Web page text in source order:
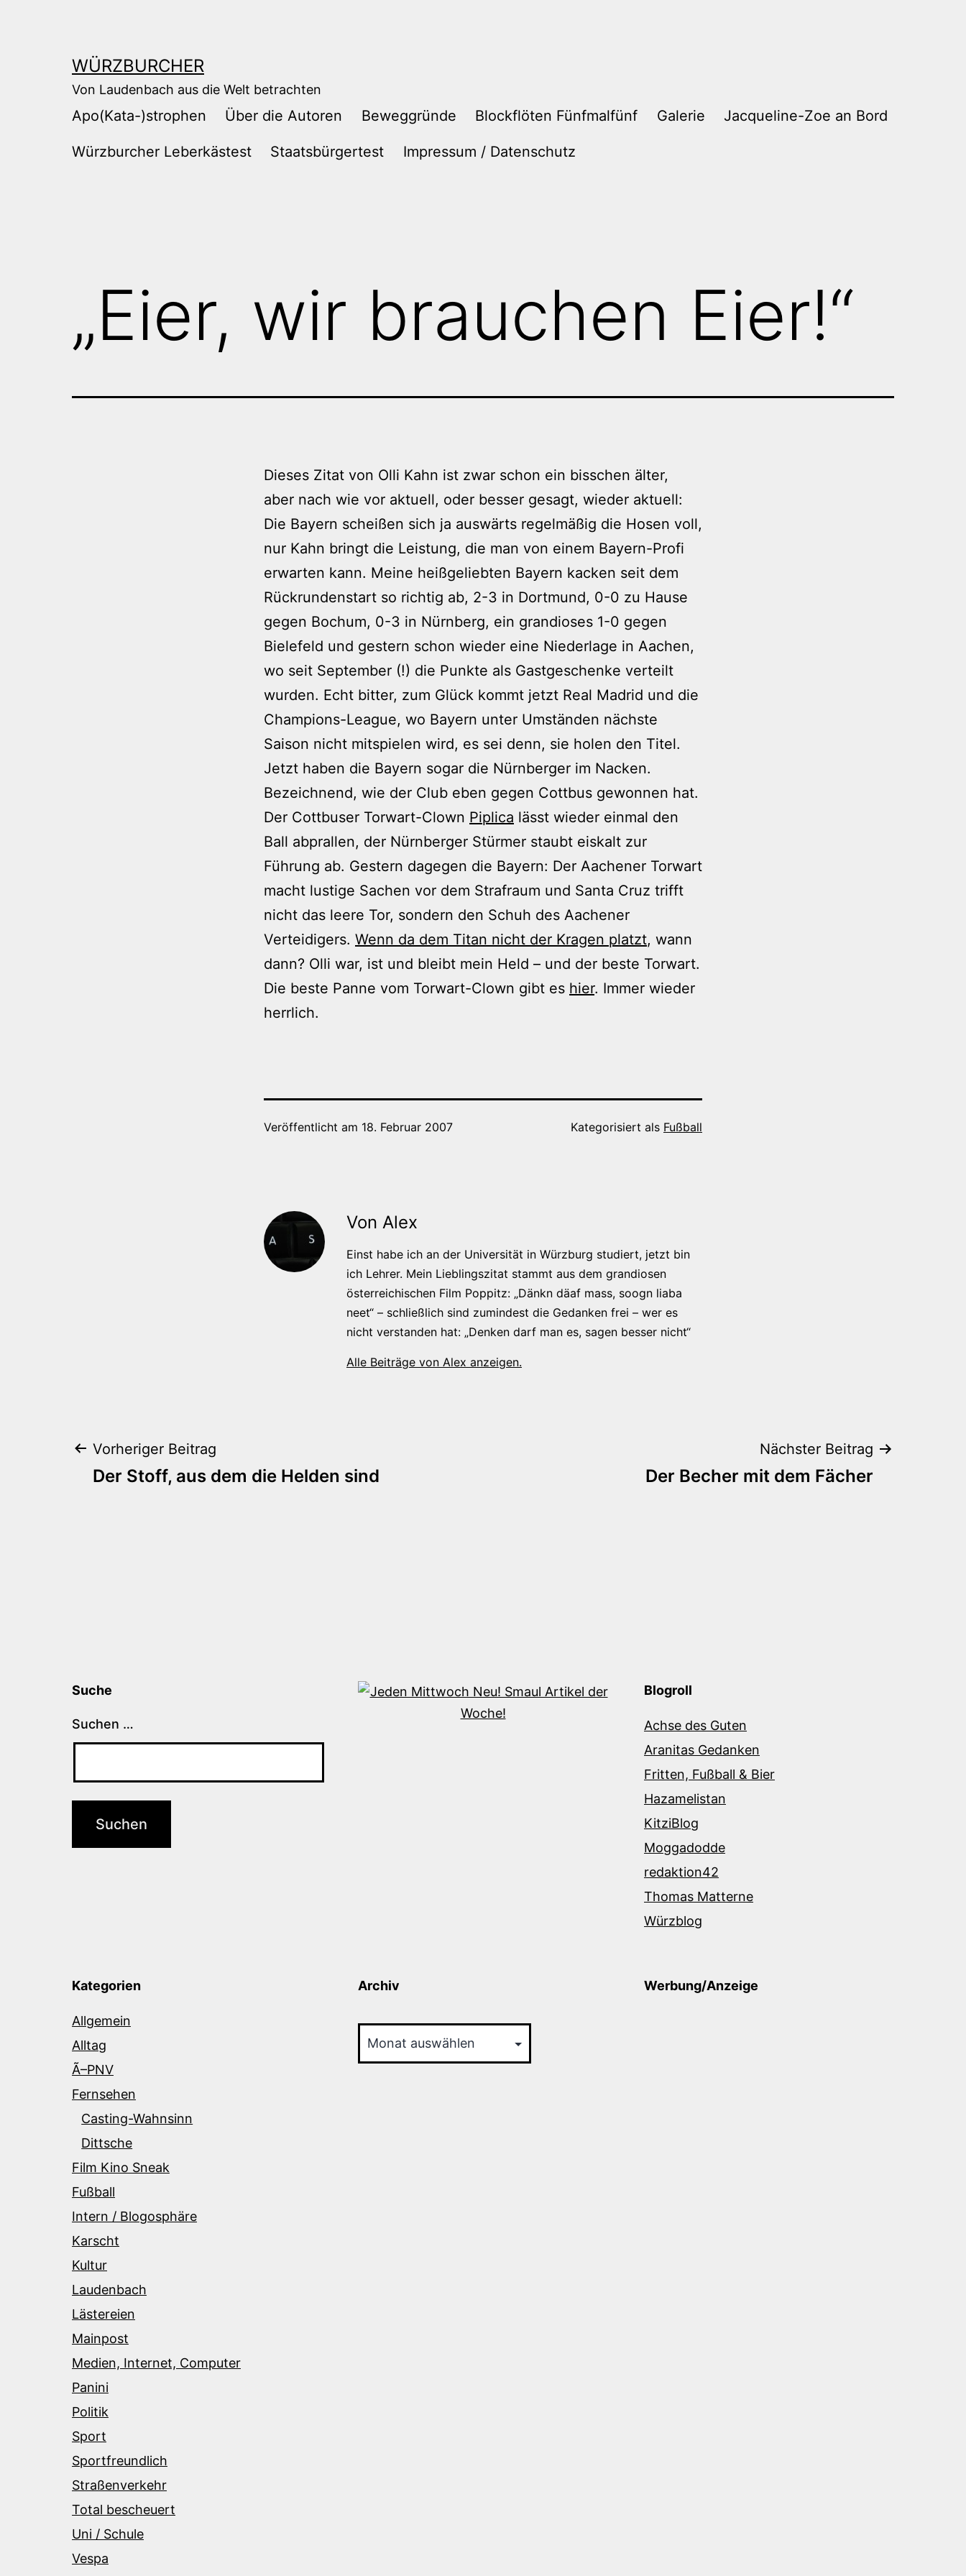
WÜRZBURCHER
Von Laudenbach aus die Welt betrachten
Apo(Kata-)strophen Über die Autoren Beweggründe Blockflöten Fünfmalfünf Galerie Jacqueline-Zoe an Bord
Würzburcher Leberkästest Staatsbürgertest Impressum / Datenschutz
„Eier, wir brauchen Eier!“
Dieses Zitat von Olli Kahn ist zwar schon ein bisschen älter,
aber nach wie vor aktuell, oder besser gesagt, wieder aktuell:
Die Bayern scheißen sich ja auswärts regelmäßig die Hosen voll,
nur Kahn bringt die Leistung, die man von einem Bayern-Profi
erwarten kann. Meine heißgeliebten Bayern kacken seit dem
Rückrundenstart so richtig ab, 2-3 in Dortmund, 0-0 zu Hause
gegen Bochum, 0-3 in Nürnberg, ein grandioses 1-0 gegen
Bielefeld und gestern schon wieder eine Niederlage in Aachen,
wo seit September (!) die Punkte als Gastgeschenke verteilt
wurden. Echt bitter, zum Glück kommt jetzt Real Madrid und die
Champions-League, wo Bayern unter Umständen nächste
Saison nicht mitspielen wird, es sei denn, sie holen den Titel.
Jetzt haben die Bayern sogar die Nürnberger im Nacken.
Bezeichnend, wie der Club eben gegen Cottbus gewonnen hat.
Der Cottbuser Torwart-Clown Piplica lässt wieder einmal den
Ball abprallen, der Nürnberger Stürmer staubt eiskalt zur
Führung ab. Gestern dagegen die Bayern: Der Aachener Torwart
macht lustige Sachen vor dem Strafraum und Santa Cruz trifft
nicht das leere Tor, sondern den Schuh des Aachener
Verteidigers. Wenn da dem Titan nicht der Kragen platzt, wann
dann? Olli war, ist und bleibt mein Held – und der beste Torwart.
Die beste Panne vom Torwart-Clown gibt es hier. Immer wieder
herrlich.
Veröffentlicht am 18. Februar 2007 Kategorisiert als Fußball
Von Alex
Einst habe ich an der Universität in Würzburg studiert, jetzt bin
ich Lehrer. Mein Lieblingszitat stammt aus dem grandiosen
österreichischen Film Poppitz: „Dänkn däaf mass, soogn liaba
neet“ – schließlich sind zumindest die Gedanken frei – wer es
nicht verstanden hat: „Denken darf man es, sagen besser nicht“
Alle Beiträge von Alex anzeigen.
Beitragsnavigation
Vorheriger Beitrag
Der Stoff, aus dem die Helden sind
Nächster Beitrag
Der Becher mit dem Fächer
Suche
Suchen …
Blogroll
Achse des Guten
Aranitas Gedanken
Fritten, Fußball & Bier
Hazamelistan
KitziBlog
Moggadodde
redaktion42
Thomas Matterne
Würzblog
Kategorien
Allgemein
Alltag
Ã–PNV
Fernsehen
Casting-Wahnsinn
Dittsche
Film Kino Sneak
Fußball
Intern / Blogosphäre
Karscht
Kultur
Laudenbach
Lästereien
Mainpost
Medien, Internet, Computer
Panini
Politik
Sport
Sportfreundlich
Straßenverkehr
Total bescheuert
Uni / Schule
Vespa
Archiv Werbung/Anzeige